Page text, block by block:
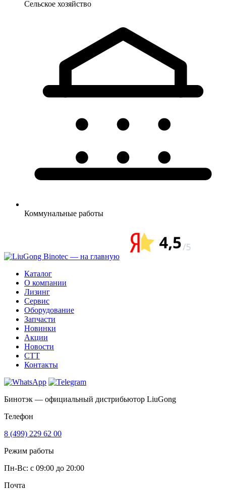
Сельское хозяйство
Коммунальные работы
Каталог
О компании
Лизинг
Сервис
Оборудование
Запчасти
Новинки
Акции
Новости
CTT
Контакты
Бинотэк — официальный дистрибьютор LiuGong
Телефон
8 (499) 229 62 00
Режим работы
Пн-Вс: c 09:00 до 20:00
Почта